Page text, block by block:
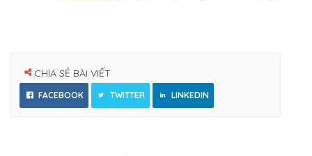
CHIA SẺ BÀI VIẾT
FACEBOOK TWITTER LINKEDIN